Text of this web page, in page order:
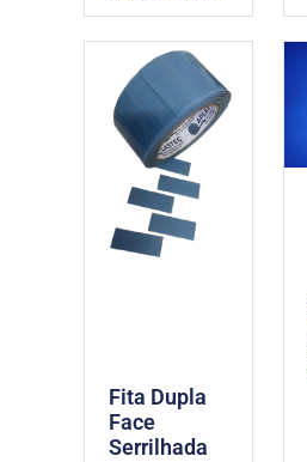
Fita Dupla
Face
Serrilhada